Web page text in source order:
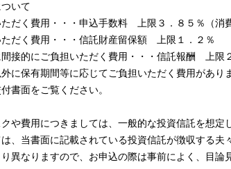
いて
だく費用・・・申込手数料 上限３．８５％（消費
だく費用・・・信託財産留保額 上限１．２％
接的にご負担いただく費用・・・信託報酬 上限
に保有期間等に応じてご負担いただく費用がありま
書面をご覧ください。
や費用につきましては、一般的な投資信託を想定
、当書面に記載されている投資信託が徴収する
異なりますので、お申込の際は事前によく、目論